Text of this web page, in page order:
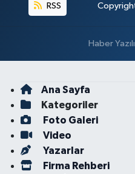
RSS
Haber
Ana Sayfa
Kategoriler
Foto Galeri
Video
Yazarlar
Firma Rehberi